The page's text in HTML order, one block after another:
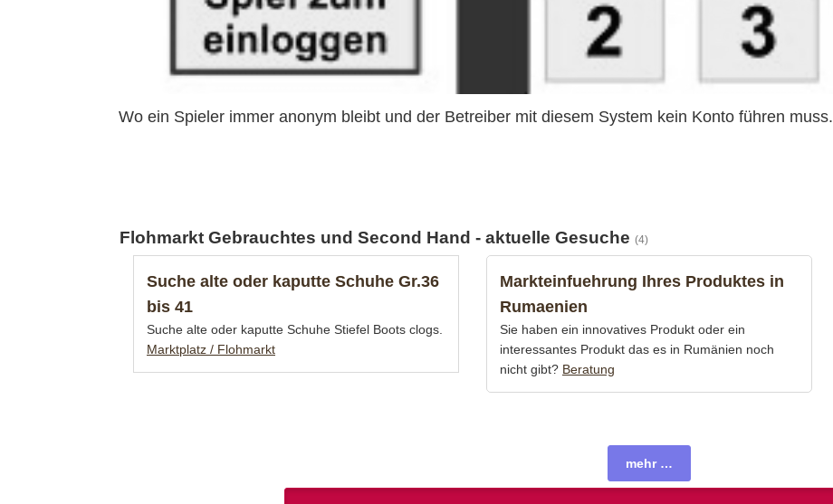
Wo ein Spieler immer anonym bleibt und der Betreiber mit diesem System kein Konto führen
Flohmarkt Gebrauchtes und Second Hand - aktuelle Gesuche (4)
Suche alte oder kaputte Schuhe Gr.36
bis 41
Suche alte oder kaputte Schuhe Stiefel Boots clogs.
Marktplatz / Flohmarkt
Markteinfuehrung Ihres Produktes in
Rumaenien
Sie haben ein innovatives Produkt oder ein
interessantes Produkt das es in Rumänien noch
nicht gibt? Beratung
mehr …